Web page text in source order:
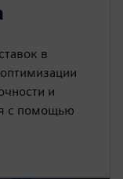
в
и
с помощью